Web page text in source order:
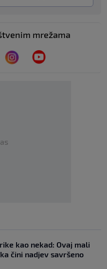
mrežama
kao nekad: Ovaj mali
čini nadjev savršeno